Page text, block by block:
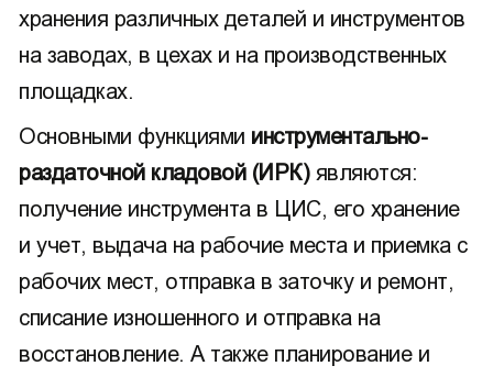
хранения различных деталей и инструментов
на заводах, в цехах и на производственных
площадках.
Основными функциями инструментально-
раздаточной кладовой (ИРК)являются:
получение инструмента в ЦИС, его хранение
и учет, выдача на рабочие места и приемка с
рабочих мест, отправка в заточку и ремонт,
списание изношенного и отправка на
восстановление. А также планирование и